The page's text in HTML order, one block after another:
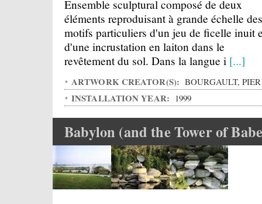
Ensemble sculptural composé de deux
éléments reproduisant à grande échelle des
motifs particuliers d'un jeu de ficelle inuit
d'une incrustation en laiton dans le
revêtement du sol. Dans la langue i [...]
ARTWORK CREATOR(S): BOURGAULT,
INSTALLATION YEAR: 1999
Babylon (and the Tower of